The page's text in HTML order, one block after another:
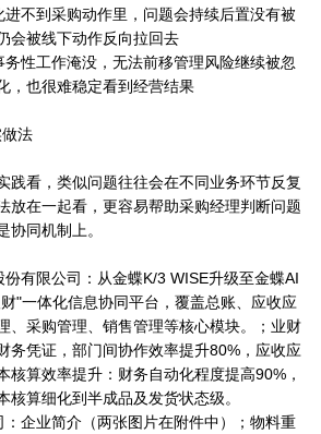
不到采购动作里，问题会持续后置没有被
会被线下动作反向拉回去
性工作淹没，无法前移管理风险继续被忽
，也很难稳定看到经营结果
法
践看，类似问题往往会在不同业务环节反复
放在一起看，更容易帮助采购经理判断问题
协同机制上。
有限公司：从金蝶K/3 WISE升级至金蝶AI
"一体化信息协同平台，覆盖总账、应收应
、采购管理、销售管理等核心模块。；业财
务凭证，部门间协作效率提升80%，应收应
核算效率提升：财务自动化程度提高90%，
核算细化到半成品及发货状态级。
企业简介（两张图片在附件中）；物料重